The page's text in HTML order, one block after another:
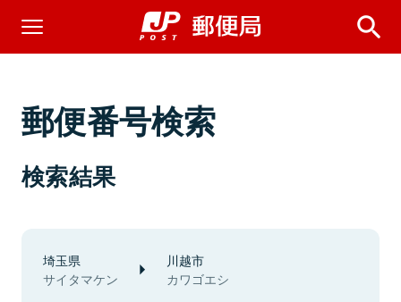
郵便番号検索
検索結果
埼玉県
サイタマケン
川越市
カワゴエシ